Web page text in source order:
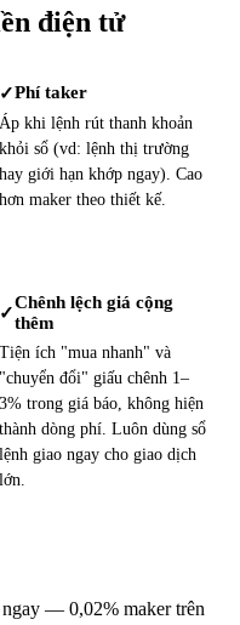
điện tử
✓Phí taker
Áp khi lệnh rút thanh khoản
khỏi sổ (vd: lệnh thị trường
hay giới hạn khớp ngay). Cao
hơn maker theo thiết kế.
✓
Chênh lệch giá cộng
thêm
Tiện ích "mua nhanh" và
"chuyển đổi" giấu chênh 1–
3% trong giá báo, không hiện
thành dòng phí. Luôn dùng sổ
lệnh giao ngay cho giao dịch
lớn.
— 0,02% maker trên